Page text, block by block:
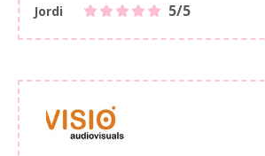
Jordi 5/5